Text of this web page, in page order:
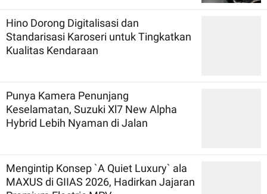
Hino Dorong Digitalisasi dan
Standarisasi Karoseri untuk Tingkatkan
Kualitas Kendaraan
Punya Kamera Penunjang
Keselamatan, Suzuki Xl7 New Alpha
Hybrid Lebih Nyaman di Jalan
Mengintip Konsep `A Quiet Luxury` ala
MAXUS di GIIAS 2026, Hadirkan Jajaran